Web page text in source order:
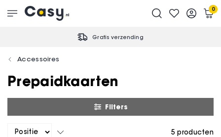
Gratis verzending
0
Accessoires
Prepaidkaarten
Filters
5 producten